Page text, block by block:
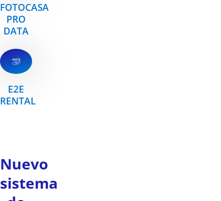
FOTOCASA
PRO
DATA
E2E
RENTAL
Nuevo
sistema